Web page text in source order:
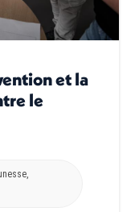
et la
le
,